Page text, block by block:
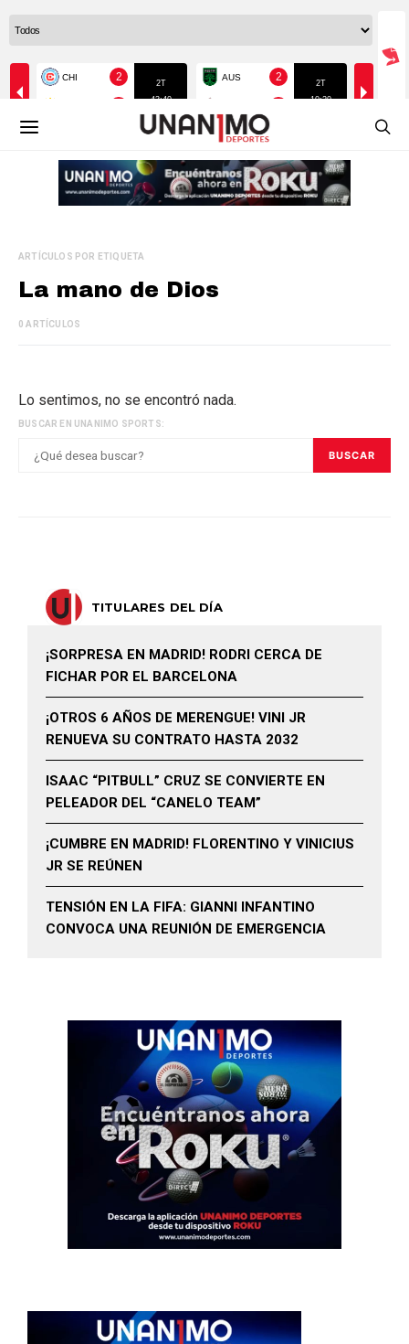
ARTÍCULOS POR ETIQUETA
La mano de Dios
0 ARTÍCULOS
Lo sentimos, no se encontró nada.
BUSCAR EN UNANIMO SPORTS:
BUSCAR
TITULARES DEL DÍA
¡SORPRESA EN MADRID! RODRI CERCA DE
FICHAR POR EL BARCELONA
¡OTROS 6 AÑOS DE MERENGUE! VINI JR
RENUEVA SU CONTRATO HASTA 2032
ISAAC “PITBULL” CRUZ SE CONVIERTE EN
PELEADOR DEL “CANELO TEAM”
¡CUMBRE EN MADRID! FLORENTINO Y VINICIUS
JR SE REÚNEN
TENSIÓN EN LA FIFA: GIANNI INFANTINO
CONVOCA UNA REUNIÓN DE EMERGENCIA